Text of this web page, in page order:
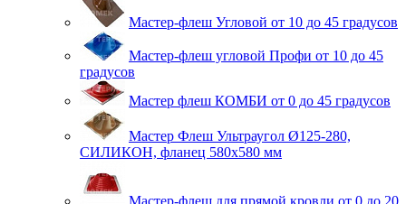
Мастер-флеш Угловой от 10 до 45 градусов
Мастер-флеш угловой Профи от 10 до 45
градусов
Мастер флеш КОМБИ от 0 до 45 градусов
Мастер Флеш Ультраугол Ø125-280,
СИЛИКОН, фланец 580х580 мм
Мастер-флеш для прямой кровли от 0 до 20